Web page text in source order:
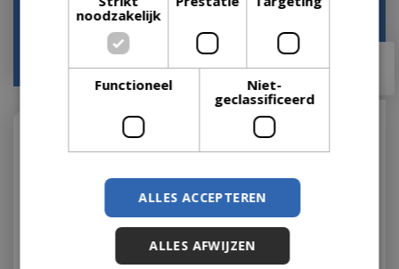
95 €11,00
noodzakelijk
Functioneel
Niet-
geclassificeerd
ALLES ACCEPTEREN
ALLES AFWIJZEN